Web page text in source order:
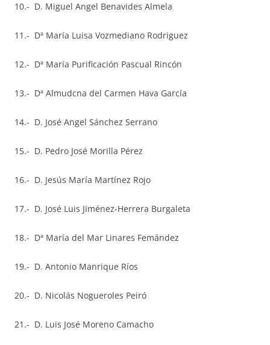
10.- D. Miguel Angel Benavides Almela
11.- Dª María Luisa Vozmediano Rodriguez
12.- Dª María Purificación Pascual Rincón
13.- Dª Almudcna del Carmen Hava García
14.- D. José Angel Sánchez Serrano
15.- D. Pedro José Morilla Pérez
16.- D. Jesús María Martínez Rojo
17.- D. José Luis Jiménez-Herrera Burgaleta
18.- Dª María del Mar Linares Femández
19.- D. Antonio Manrique Ríos
20.- D. Nicolás Nogueroles Peiró
21.- D. Luis José Moreno Camacho